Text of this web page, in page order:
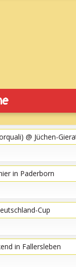
@ Jüchen-
in Paderborn
Cup
in Fallersleben